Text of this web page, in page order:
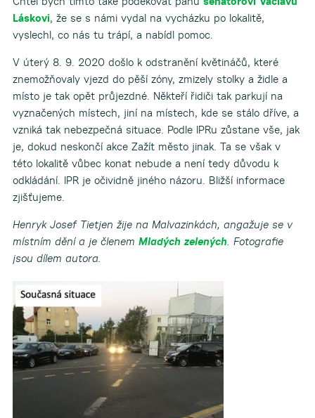
Láskovi, že se s námi vydal na vycházku po lokalitě,
vyslechl, co nás tu trápí, a nabídl pomoc.
V úterý 8. 9. 2020 došlo k odstranění květináčů, které
znemožňovaly vjezd do pěší zóny, zmizely stolky a židle a
místo je tak opět průjezdné. Někteří řidiči tak parkují na
vyznačených místech, jiní na místech, kde se stálo dříve, a
vzniká tak nebezpečná situace. Podle IPRu zůstane vše, jak
je, dokud neskončí akce Zažít město jinak. Ta se však v
této lokalitě vůbec konat nebude a není tedy důvodu k
odkládání. IPR je očividně jiného názoru. Bližší informace
zjišťujeme.
Henryk Josef Tietjen žije na Malvazinkách, angažuje se v
místním dění a je členem Mladých zelených. Fotografie
jsou dílem autora.